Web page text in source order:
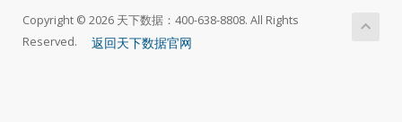
Copyright © 2026 天下数据：400-638-8808. All Rights
Reserved.
返回天下数据官网